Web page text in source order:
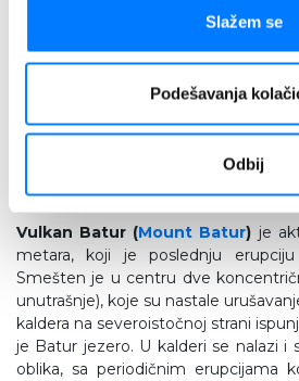
Slažem se
Podešavanja
Odbij
je najpoznatiji grad u
celog sveta. Okružen bujnom
hrama odnosno hram-
obliku glave slona, ali i„šume
mahovinom, krije u sebi oko 1000
drveća, i ostatke hramova.
Vulkan Batur (Mount Batur) je
metara, koji je poslednju
Smešten je u centru dve
unutrašnje), koje su nastale
kaldera na severoistočnoj strani
je Batur jezero. U kalderi se nalazi i
oblika, sa periodičnim erupcijama